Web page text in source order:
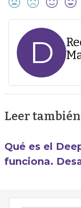
D
Leer
Qué es el
funciona.